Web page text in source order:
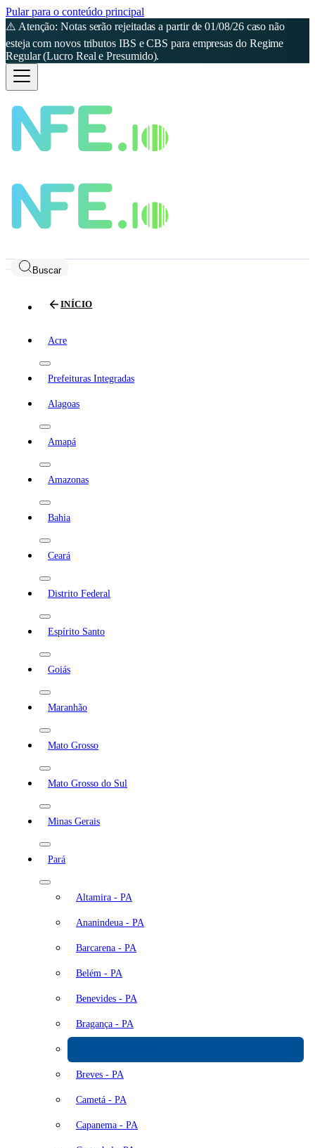
Pular para o conteúdo principal
⚠️ Atenção: Notas serão rejeitadas a partir de 01/08/26 caso não
esteja com novos tributos IBS e CBS para empresas do Regime
Regular (Lucro Real e Presumido).
Buscar
INÍCIO
Acre
Prefeituras Integradas
Alagoas
Amapá
Amazonas
Bahia
Ceará
Distrito Federal
Espírito Santo
Goiás
Maranhão
Mato Grosso
Mato Grosso do Sul
Minas Gerais
Pará
Altamira - PA
Ananindeua - PA
Barcarena - PA
Belém - PA
Benevides - PA
Bragança - PA
Breves - PA
Cametá - PA
Capanema - PA